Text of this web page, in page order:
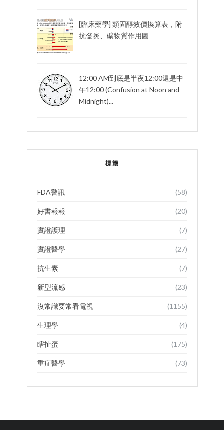
[臨床藥學] 類固醇效價換算表，附
抗發炎、礦物質作用圖
12:00 AM到底是半夜12:00還是中
午12:00 (Confusion at Noon and
Midnight)...
標籤
FDA警訊 (58)
好書報報 (20)
實證護理 (7)
實證醫學 (27)
抗生素 (7)
新型流感 (23)
沒常識要常看電視 (1155)
生理學 (4)
瞎扯蛋 (175)
重症醫學 (73)